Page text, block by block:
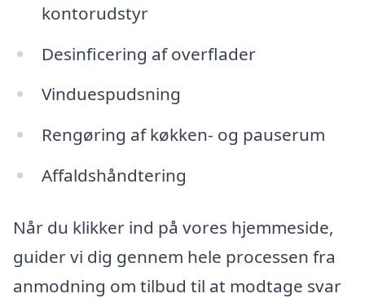
kontorudstyr
Desinficering af overflader
Vinduespudsning
Rengøring af køkken- og pauserum
Affaldshåndtering
Når du klikker ind på vores hjemmeside,
guider vi dig gennem hele processen fra
anmodning om tilbud til at modtage svar